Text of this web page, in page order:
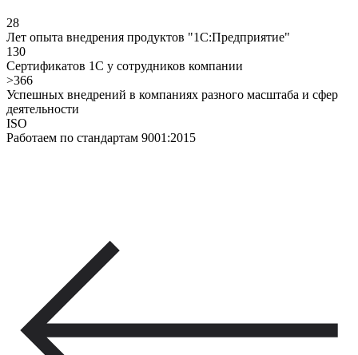
28
Лет опыта внедрения продуктов "1С:Предприятие"
130
Сертификатов 1С у сотрудников компании
>366
Успешных внедрений в компаниях разного масштаба и сфер
деятельности
ISO
Работаем по стандартам 9001:2015